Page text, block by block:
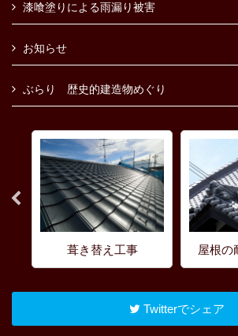
漆喰塗りによる雨漏り被害
お知らせ
ぶらり 歴史的建造物めぐり
葺き替え工事 屋根の
Twitterでシェア